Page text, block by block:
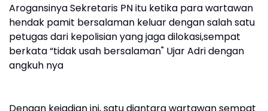
Arogansinya Sekretaris PN itu ketika para wartawan
hendak pamit bersalaman keluar dengan salah satu
petugas dari kepolisian yang jaga dilokasi,sempat
berkata “tidak usah bersalaman" Ujar Adri dengan
angkuh nya
Dengan kejadian ini, satu diantara wartawan sempat